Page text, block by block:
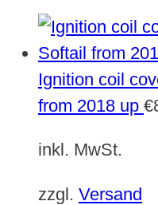
Ignition coil
from 2018 up €
inkl. MwSt.
zzgl. Versand